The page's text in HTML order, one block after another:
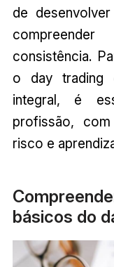
de
consistência.
o day trading
integral, é
profissão,
risco e
básicos do